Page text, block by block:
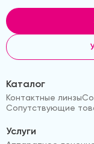
Каталог
Контактные линзы
Сопутствующие
Услуги